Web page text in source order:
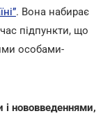
. Вона набирає
підпункти, що
особами-
і нововведеннями,